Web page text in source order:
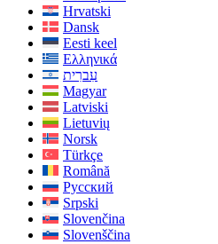
Hrvatski
Dansk
Eesti keel
Ελληνικά
עִברִית
Magyar
Latviski
Lietuvių
Norsk
Türkçe
Română
Русский
Srpski
Slovenčina
Slovenščina